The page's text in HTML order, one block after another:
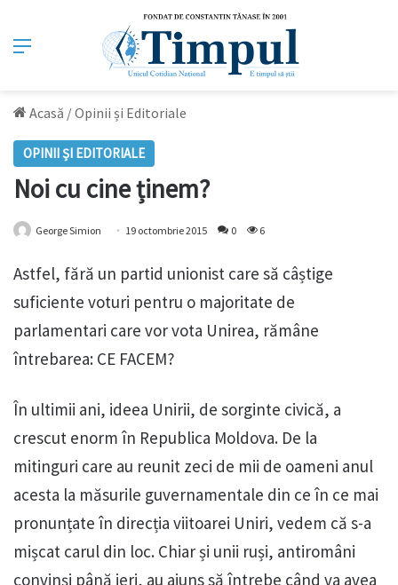
Meniu
Acasă /Opinii și Editoriale
OPINII ȘI EDITORIALE
Noi cu cine ținem?
George Simion 19 octombrie 2015 0 6
Astfel, fără un partid unionist care să câștige
suficiente voturi pentru o majoritate de
parlamentari care vor vota Unirea, rămâne
întrebarea: CE FACEM?
În ultimii ani, ideea Unirii, de sorginte civică, a
crescut enorm în Republica Moldova. De la
mitinguri care au reunit zeci de mii de oameni anul
acesta la măsurile guvernamentale din ce în ce mai
pronunțate în direcția viitoarei Uniri, vedem că s-a
mișcat carul din loc. Chiar și unii ruși, antiromâni
convinși până ieri, au ajuns să întrebe când va avea